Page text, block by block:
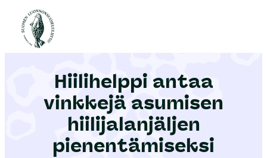
Etusivu
Hiilihelppi antaa
vinkkejä asumisen
hii­li­ja­lan­jäl­jen
pienentämiseksi